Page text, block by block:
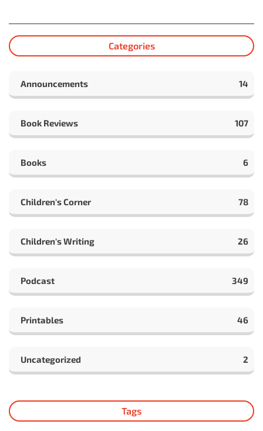
Categories
Announcements 14
Book Reviews 107
Books 6
Children's Corner 78
Children's Writing 26
Podcast 349
Printables 46
Uncategorized 2
Tags